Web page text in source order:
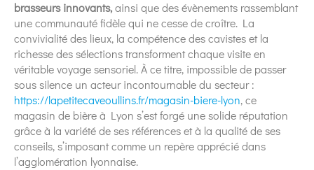
brasseurs innovants,ainsi que des évènements rassemblant
une communauté fidèle qui ne cesse de croître. La
convivialité des lieux, la compétence des cavistes et la
richesse des sélections transforment chaque visite en
véritable voyage sensoriel. À ce titre, impossible de passer
sous silence un acteur incontournable du secteur :
https://lapetitecaveoullins.fr/magasin-biere-lyon, ce
magasin de bière à Lyon s’est forgé une solide réputation
grâce à la variété de ses références et à la qualité de ses
conseils, s’imposant comme un repère apprécié dans
l’agglomération lyonnaise.